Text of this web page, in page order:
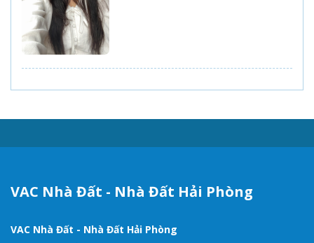
VAC Nhà Đất - Nhà Đất Hải Phòng
VAC Nhà Đất - Nhà Đất Hải Phòng